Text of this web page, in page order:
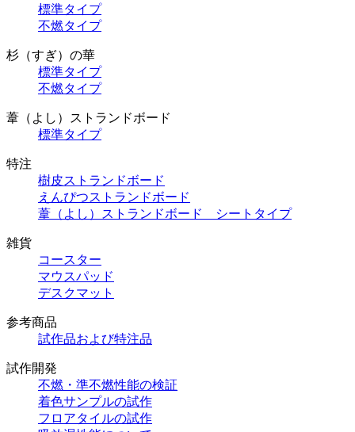
標準タイプ
不燃タイプ
杉（すぎ）の華
標準タイプ
不燃タイプ
葦（よし）ストランドボード
標準タイプ
特注
樹皮ストランドボード
えんぴつストランドボード
葦（よし）ストランドボード シートタイプ
雑貨
コースター
マウスパッド
デスクマット
参考商品
試作品および特注品
試作開発
不燃・準不燃性能の検証
着色サンプルの試作
フロアタイルの試作